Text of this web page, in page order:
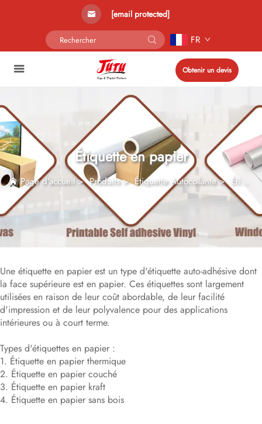
[email protected]
FR
Obtenir un devis
Étiquette en papier
Page d'accueil>Produits>Étiquette Autocollante> Étiquette en papier
Une étiquette en papier est un type d'étiquette auto-adhésive dont
la face supérieure est en papier. Ces étiquettes sont largement
utilisées en raison de leur coût abordable, de leur facilité
d'impression et de leur polyvalence pour des applications
intérieures ou à court terme.
Types d'étiquettes en papier :
1. Étiquette en papier thermique
2. Étiquette en papier couché
3. Étiquette en papier kraft
4. Étiquette en papier sans bois